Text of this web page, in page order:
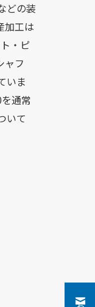
どの装
加工は
・ピ
ャフ
いま
通常
いて